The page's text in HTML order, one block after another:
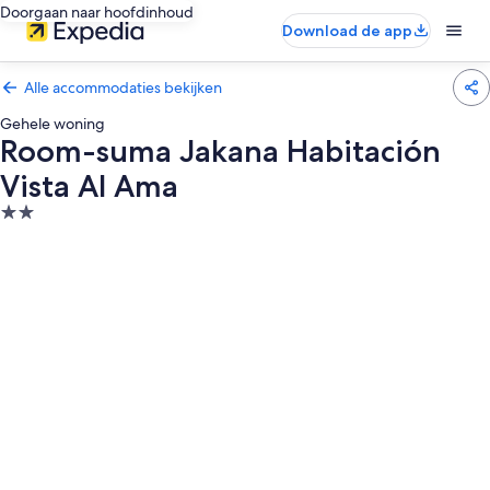
Doorgaan naar hoofdinhoud
Download de app
Alle accommodaties bekijken
Gehele woning
Room-suma Jakana Habitación
Vista Al Ama
2.0-